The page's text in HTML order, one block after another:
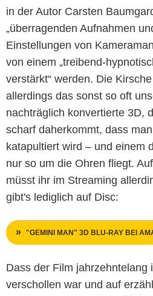
in der Autor Carsten
„überragenden Aufnahmen
Einstellungen von
von einem „treibend-
verstärkt“ werden. Die
allerdings das sonst so oft
nachträglich konvertierte 3D,
scharf daherkommt, dass
katapultiert wird – und einem
nur so um die Ohren fliegt.
müsst ihr im Streaming
gibt's lediglich auf Disc:
"GEMINI MAN" 3D BLU-RAY BEI
Dass der Film jahrzehntelang
verschollen war und auf